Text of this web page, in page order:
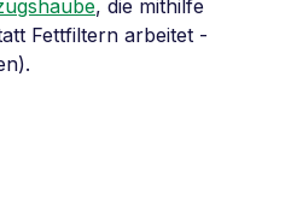
, die mithilfe
Fettfiltern arbeitet -